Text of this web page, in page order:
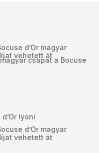
d’Or magyar
vehetett át
csapat a Bocuse
lyoni
d’Or magyar
vehetett át